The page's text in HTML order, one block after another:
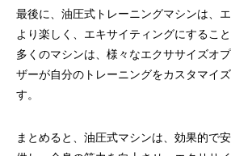
最後に、油圧式トレーニングマシンは、
より楽しく、エキサイティングにすること
多くのマシンは、様々なエクササイズオ
ザーが自分のトレーニングをカスタマイ
す。
まとめると、油圧式マシンは、効果的で